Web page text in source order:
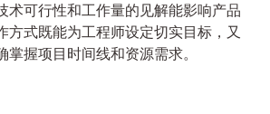
术可行性和工作量的见解能影响产品
方式既能为工程师设定切实目标，又
掌握项目时间线和资源需求。